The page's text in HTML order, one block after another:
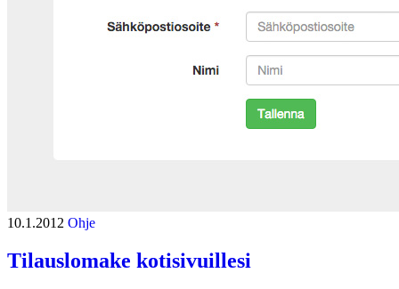
10.1.2012 Ohje
Tilauslomake kotisivuillesi